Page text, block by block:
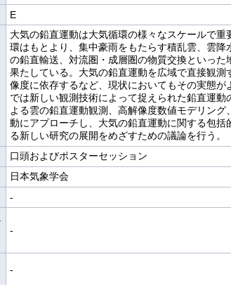
E
⼤気の鉛直運動は⼤気循環の様々なスケールで
環はもとより、集中豪⾬をもたらす積乱雲、雲
の鉛直輸送、対流圏・成層圏の物質交換といっ
果たしている。⼤気の鉛直運動を広域で直接観
像度に依存するなど、現状においてもその実態
では新しい観測技術によって捉えられた鉛直運
よる雲の鉛直運動観測、⾼解像度数値モデリン
動にアプローチし、⼤気の鉛直運動に関する包
る新しい研究の展開をめざすための議論を⾏う。
口頭およびポスターセッション
日本気象学会
-
-
-